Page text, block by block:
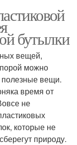
бутылки
вещей,
можно
полезные вещи.
время от
не
которые не
природу.